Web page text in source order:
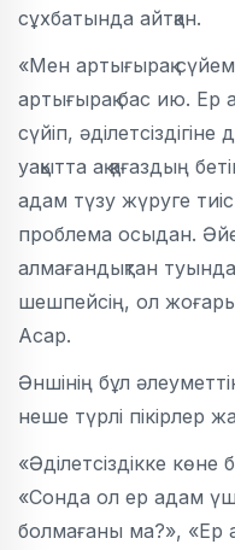
сұхбатында айтқан.
«Мен артығырақ
артығырақ бас ию. Ер
сүйіп,
уақытта ақ қағаздың
адам түзу жүруге
проблема осыдан.
алмағандықтан
шешпейсің, ол
Асар.
Әншінің бұл
неше түрлі пікірлер
«Әділетсіздікке көне
«Сонда ол ер адам
болмағаны ма?», «Ер